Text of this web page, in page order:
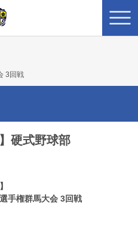
3回戦
硬式野球部
手権群馬大会 3回戦